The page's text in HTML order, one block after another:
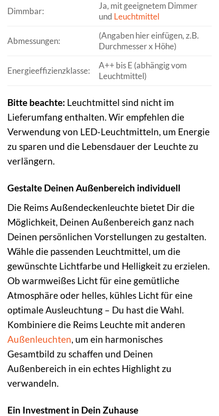
Dimmbar:
Ja, mit geeignetem Dimmer
und Leuchtmittel
Abmessungen:
(Angaben hier einfügen, z.B.
Durchmesser x Höhe)
Energieeffizienzklasse:
A++ bis E (abhängig vom
Leuchtmittel)
Bitte beachte: Leuchtmittel sind nicht im
Lieferumfang enthalten. Wir empfehlen die
Verwendung von LED-Leuchtmitteln, um Energie
zu sparen und die Lebensdauer der Leuchte zu
verlängern.
Gestalte Deinen Außenbereich individuell
Die Reims Außendeckenleuchte bietet Dir die
Möglichkeit, Deinen Außenbereich ganz nach
Deinen persönlichen Vorstellungen zu gestalten.
Wähle die passenden Leuchtmittel, um die
gewünschte Lichtfarbe und Helligkeit zu erzielen.
Ob warmweißes Licht für eine gemütliche
Atmosphäre oder helles, kühles Licht für eine
optimale Ausleuchtung – Du hast die Wahl.
Kombiniere die Reims Leuchte mit anderen
Außenleuchten, um ein harmonisches
Gesamtbild zu schaffen und Deinen
Außenbereich in ein echtes Highlight zu
verwandeln.
Ein Investment in Dein Zuhause